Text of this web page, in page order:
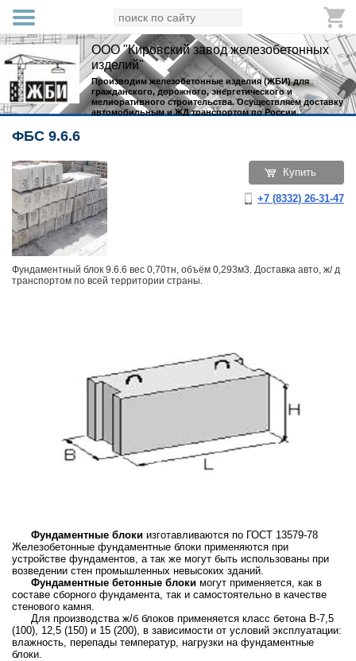
ООО "Кировский завод железобетонных
изделий"
Производим железобетонные изделия (ЖБИ) для
гражданского, дорожного, энергетического и
мелиоративного строительства. Осуществляем доставку
автомобильным и ЖД транспортом по России.
ФБС 9.6.6
Купить
+7 (8332) 26-31-47
Фундаментный блок 9.6.6 вес 0,70тн, объём 0,293м3. Доставка авто, ж/ д
транспортом по всей территории страны.
Фундаментные блоки изготавливаются по ГОСТ 13579-78
Железобетонные фундаментные блоки применяются при
устройстве фундаментов, а так же могут быть использованы при
возведении стен промышленных невысоких зданий.
Фундаментные бетонные блоки могут применяется, как в
составе сборного фундамента, так и самостоятельно в качестве
стенового камня.
Для производства ж/б блоков применяется класс бетона B-7,5
(100), 12,5 (150) и 15 (200), в зависимости от условий эксплуатации:
влажность, перепады температур, нагрузки на фундаментные
блоки.